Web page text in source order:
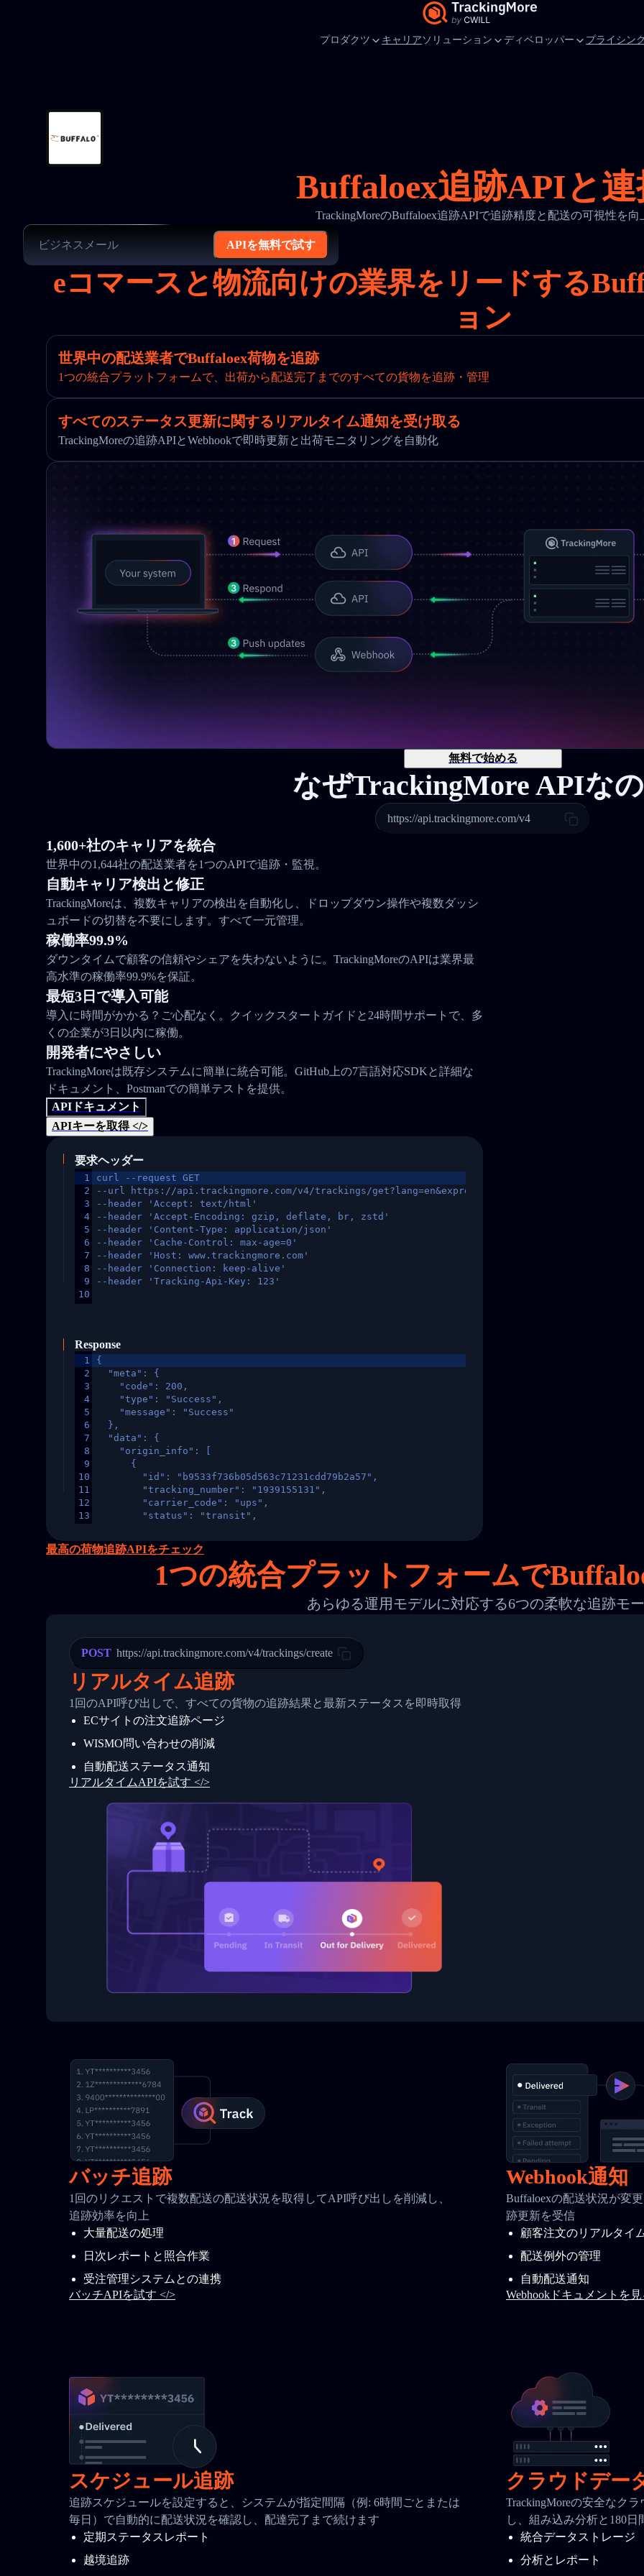
プロダクツ キャリア ソリューション ディベロッパー プライシン
Buffaloex追跡APIと連
TrackingMoreのBuffaloex追跡APIで追跡精度と配送の可視性を向
APIを無料で試す
eコマースと物流向けの業界をリードする
ョン
世界中の配送業者でBuffaloex荷物を追跡
1つの統合プラットフォームで、出荷から配送完了までのすべての貨物を追跡・管理
すべてのステータス更新に関するリアルタイム通知を受け取る
TrackingMoreの追跡APIとWebhookで即時更新と出荷モニタリングを自動化
無料で始める
なぜTrackingMore APIな
https://api.trackingmore.com/v4
1,600+社のキャリアを統合
世界中の1,644社の配送業者を1つのAPIで追跡・監視。
自動キャリア検出と修正
TrackingMoreは、複数キャリアの検出を自動化し、ドロップダウン操作や複数ダッシ
ュボードの切替を不要にします。すべて一元管理。
稼働率99.9%
ダウンタイムで顧客の信頼やシェアを失わないように。TrackingMoreのAPIは業界最
高水準の稼働率99.9%を保証。
最短3日で導入可能
導入に時間がかかる？ご心配なく。クイックスタートガイドと24時間サポートで、多
くの企業が3日以内に稼働。
開発者にやさしい
TrackingMoreは既存システムに簡単に統合可能。GitHub上の7言語対応SDKと詳細な
ドキュメント、Postmanでの簡単テストを提供。
APIドキュメント
APIキーを取得 </>
要求ヘッダー
1
2
3
4
5
6
7
8
9
10
curl --request GET
--url https://api.trackingmore.com/v4/trackings/get?lang=en&express=ups&tracknumber=1939155131
--header 'Accept: text/html'
--header 'Accept-Encoding: gzip, deflate, br, zstd'
--header 'Content-Type: application/json'
--header 'Cache-Control: max-age=0'
--header 'Host: www.trackingmore.com'
--header 'Connection: keep-alive'
--header 'Tracking-Api-Key: 123'
Response
1
2
3
4
5
6
7
8
9
10
11
12
13
15
16
24
25
26
27
28
29
31
32
33
34
{
  "meta": {
    "code": 200,
    "type": "Success",
    "message": "Success"
  },
  "data": {
    "origin_info": [
      {
        "id": "b9533f736b05d563c71231cdd79b2a57",
        "tracking_number": "1939155131",
        "carrier_code": "ups",
        "status": "transit",
        "destination_country": "United States",
        "itemTimeLength": 2,
        "weblink": "",
        "phone": null,
"Details": "Departed Facility in HONG KONG-HONG KONG, HONG KONG-HONG KONG,2017-03-
          },
          {
            "Date": "2017-03-06 15:28:00",
            "StatusDescription": "Shipment picked up",
            "Details": "BEIJING-CHINA,PEOPLES REPUBLIC"
          }
        ]
      }
    ]
  }
}
最高の荷物追跡APIをチェック
1つの統合プラットフォームで
あらゆる運用モデルに対応する6つの柔軟な追跡モ
POST https://api.trackingmore.com/v4/trackings/create
リアルタイム追跡
1回のAPI呼び出しで、すべての貨物の追跡結果と最新ステータスを即時取得
ECサイトの注文追跡ページ
WISMO問い合わせの削減
自動配送ステータス通知
リアルタイムAPIを試す </>
バッチ追跡
1回のリクエストで複数配送の配送状況を取得してAPI呼び出しを削減し、
追跡効率を向上
大量配送の処理
日次レポートと照合作業
受注管理システムとの連携
バッチAPIを試す </>
Webhook通知
Buffaloexの配送状況が変
跡更新を受信
顧客注文のリアルタイ
配送例外の管理
自動配送通知
Webhookドキュメントを
スケジュール追跡
追跡スケジュールを設定すると、システムが指定間隔（例: 6時間ごとまたは
毎日）で自動的に配送状況を確認し、配達完了まで続けます
定期ステータスレポート
越境追跡
クラウドデー
TrackingMoreの安全なク
し、組み込み分析と180
統合データストレージ
分析とレポート